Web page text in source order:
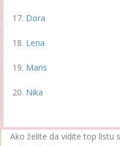
Dora
Lena
Maris
Nika
Ako želite da vidite top listu